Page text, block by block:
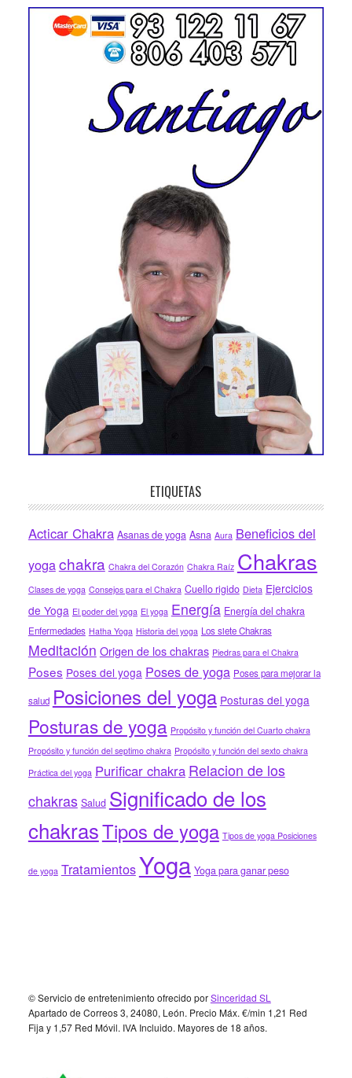
ETIQUETAS
Acticar Chakra Asanas de yoga Asna Aura Beneficios del
yogachakra Chakra del Corazón Chakra Raíz Chakras
Clases de yoga Consejos para el Chakra Cuello rigido Dieta Ejercicios
de Yoga El poder del yoga El yoga Energía Energía del chakra
Enfermedades Hatha Yoga Historia del yoga Los siete Chakras
Meditación Origen de los chakras Piedras para el Chakra
Poses Poses del yoga Poses de yoga Poses para mejorar la
salud Posiciones del yoga Posturas del yoga
Posturas de yoga Propósito y función del Cuarto chakra
Propósito y función del septimo chakra Propósito y función del sexto chakra
Práctica del yoga Purificar chakra Relacion de los
chakras Salud Significado de los
chakrasTipos de yoga Tipos de yoga Posiciones
de yoga TratamientosYoga Yoga para ganar peso
Footer
© Servicio de entretenimiento ofrecido porSinceridad SL
Apartado de Correos 3, 24080, León. Precio Máx. €/min 1,21 Red
Fija y 1,57 Red Móvil. IVA Incluido. Mayores de 18 años.